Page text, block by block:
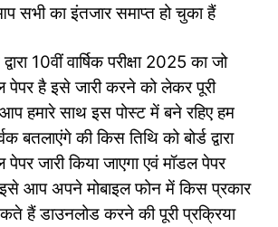
सभी का इंतजार समाप्त हो चुका हैं
द्वारा 10वीं वार्षिक परीक्षा 2025 का जो
है इसे जारी करने को लेकर पूरी
हमारे साथ इस पोस्ट में बने रहिए हम
बतलाएंगे की किस तिथि को बोर्ड द्वारा
जारी किया जाएगा एवं मॉडल पेपर
इसे आप अपने मोबाइल फोन में किस प्रकार
हैं डाउनलोड करने की पूरी प्रक्रिया